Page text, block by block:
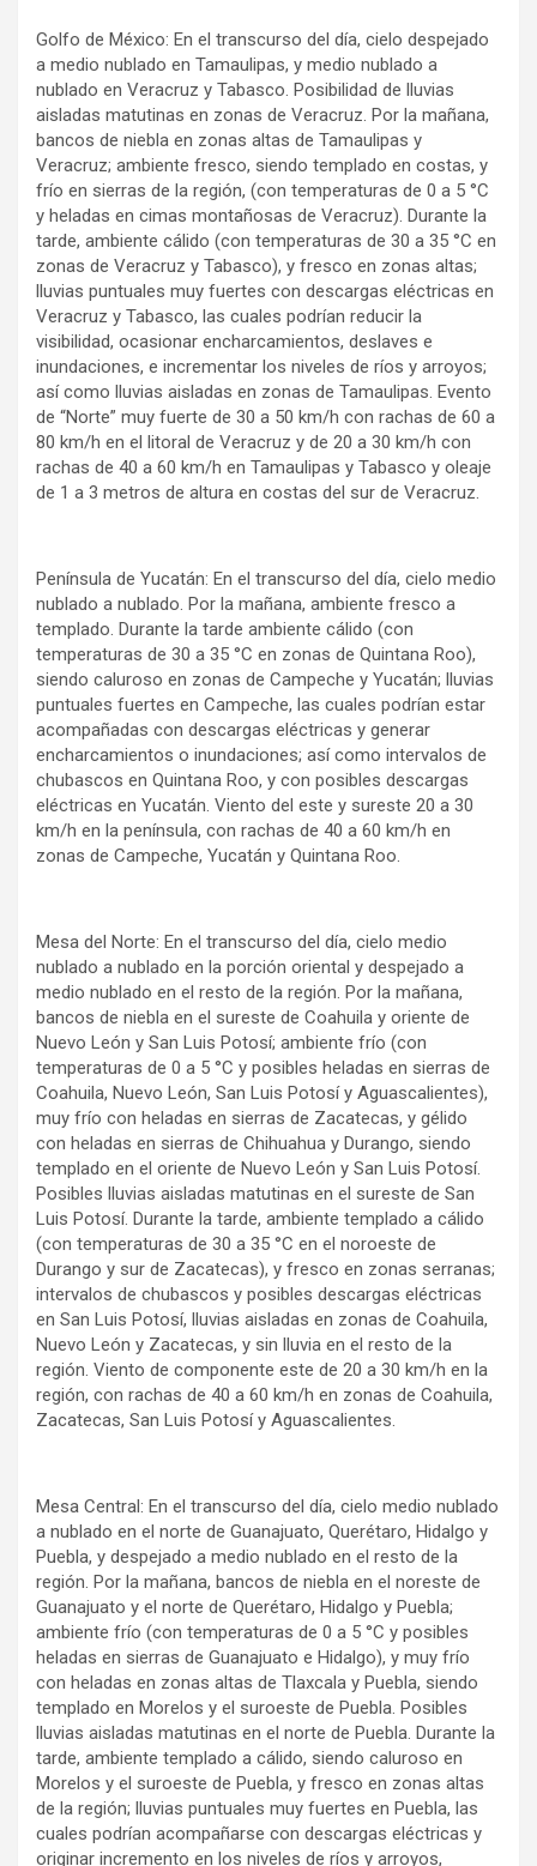
Golfo de México: En el transcurso del día, cielo despejado
a medio nublado en Tamaulipas, y medio nublado a
nublado en Veracruz y Tabasco. Posibilidad de lluvias
aisladas matutinas en zonas de Veracruz. Por la mañana,
bancos de niebla en zonas altas de Tamaulipas y
Veracruz; ambiente fresco, siendo templado en costas, y
frío en sierras de la región, (con temperaturas de 0 a 5 °C
y heladas en cimas montañosas de Veracruz). Durante la
tarde, ambiente cálido (con temperaturas de 30 a 35 °C en
zonas de Veracruz y Tabasco), y fresco en zonas altas;
lluvias puntuales muy fuertes con descargas eléctricas en
Veracruz y Tabasco, las cuales podrían reducir la
visibilidad, ocasionar encharcamientos, deslaves e
inundaciones, e incrementar los niveles de ríos y arroyos;
así como lluvias aisladas en zonas de Tamaulipas. Evento
de “Norte” muy fuerte de 30 a 50 km/h con rachas de 60 a
80 km/h en el litoral de Veracruz y de 20 a 30 km/h con
rachas de 40 a 60 km/h en Tamaulipas y Tabasco y oleaje
de 1 a 3 metros de altura en costas del sur de Veracruz.
Península de Yucatán: En el transcurso del día, cielo medio
nublado a nublado. Por la mañana, ambiente fresco a
templado. Durante la tarde ambiente cálido (con
temperaturas de 30 a 35 °C en zonas de Quintana Roo),
siendo caluroso en zonas de Campeche y Yucatán; lluvias
puntuales fuertes en Campeche, las cuales podrían estar
acompañadas con descargas eléctricas y generar
encharcamientos o inundaciones; así como intervalos de
chubascos en Quintana Roo, y con posibles descargas
eléctricas en Yucatán. Viento del este y sureste 20 a 30
km/h en la península, con rachas de 40 a 60 km/h en
zonas de Campeche, Yucatán y Quintana Roo.
Mesa del Norte: En el transcurso del día, cielo medio
nublado a nublado en la porción oriental y despejado a
medio nublado en el resto de la región. Por la mañana,
bancos de niebla en el sureste de Coahuila y oriente de
Nuevo León y San Luis Potosí; ambiente frío (con
temperaturas de 0 a 5 °C y posibles heladas en sierras de
Coahuila, Nuevo León, San Luis Potosí y Aguascalientes),
muy frío con heladas en sierras de Zacatecas, y gélido
con heladas en sierras de Chihuahua y Durango, siendo
templado en el oriente de Nuevo León y San Luis Potosí.
Posibles lluvias aisladas matutinas en el sureste de San
Luis Potosí. Durante la tarde, ambiente templado a cálido
(con temperaturas de 30 a 35 °C en el noroeste de
Durango y sur de Zacatecas), y fresco en zonas serranas;
intervalos de chubascos y posibles descargas eléctricas
en San Luis Potosí, lluvias aisladas en zonas de Coahuila,
Nuevo León y Zacatecas, y sin lluvia en el resto de la
región. Viento de componente este de 20 a 30 km/h en la
región, con rachas de 40 a 60 km/h en zonas de Coahuila,
Zacatecas, San Luis Potosí y Aguascalientes.
Mesa Central: En el transcurso del día, cielo medio nublado
a nublado en el norte de Guanajuato, Querétaro, Hidalgo y
Puebla, y despejado a medio nublado en el resto de la
región. Por la mañana, bancos de niebla en el noreste de
Guanajuato y el norte de Querétaro, Hidalgo y Puebla;
ambiente frío (con temperaturas de 0 a 5 °C y posibles
heladas en sierras de Guanajuato e Hidalgo), y muy frío
con heladas en zonas altas de Tlaxcala y Puebla, siendo
templado en Morelos y el suroeste de Puebla. Posibles
lluvias aisladas matutinas en el norte de Puebla. Durante la
tarde, ambiente templado a cálido, siendo caluroso en
Morelos y el suroeste de Puebla, y fresco en zonas altas
de la región; lluvias puntuales muy fuertes en Puebla, las
cuales podrían acompañarse con descargas eléctricas y
originar incremento en los niveles de ríos y arroyos,